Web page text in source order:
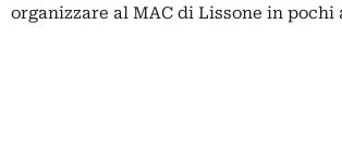
organizzare al MAC di Lissone in pochi